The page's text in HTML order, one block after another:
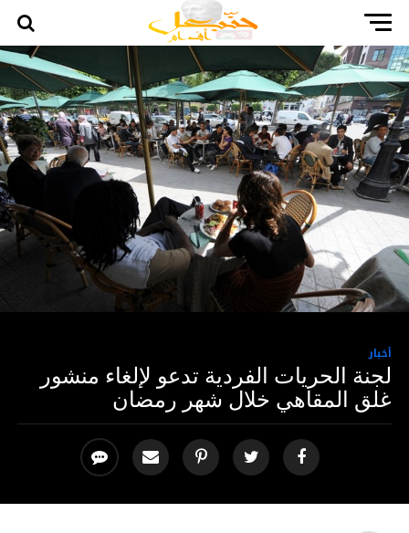
أخبار
لجنة الحريات الفردية تدعو لإلغاء منشور
غلق المقاهي خلال شهر رمضان